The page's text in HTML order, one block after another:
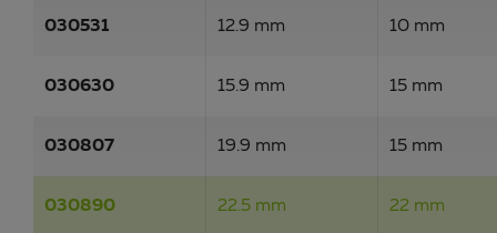
030531 12.9 mm 10 mm
030630 15.9 mm 15 mm
030807 19.9 mm 15 mm
030890 22.5 mm 22 mm